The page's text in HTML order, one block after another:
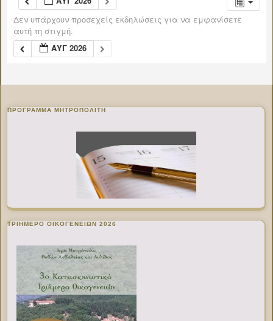
Δεν υπάρχουν προσεχείς εκδηλώσεις για να εμφανίσετε
αυτή τη στιγμή.
ΑΥΓ 2026
ΠΡΌΓΡΑΜΜΑ ΜΗΤΡΟΠΟΛΊΤΗ
ΤΡΙΗΜΕΡΟ ΟΙΚΟΓΕΝΕΙΩΝ 2026